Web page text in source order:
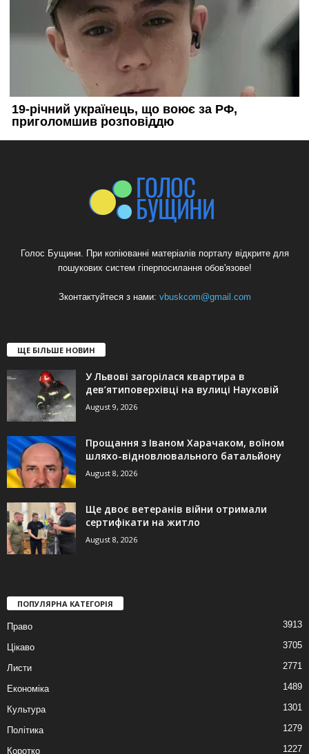
Голос Бущини. При копіюванні матеріалів порталу відкрите для
пошукових систем гіперпосилання обов'язове!
Зконтактуйтеся з нами: vbuskcom@gmail.com
ЩЕ БІЛЬШЕ НОВИН
У Львові загорілася квартира в
дев’ятиповерхівці на вулиці Науковій
August 9, 2026
Прощання з Іваном Харачаком, воїном
шляхо-відновлювального батальйону
August 8, 2026
Ще двоє ветеранів війни отримали
сертифікати на житло
August 8, 2026
ПОПУЛЯРНА КАТЕГОРІЯ
Право 3913
Цікаво 3705
Листи 2771
Економіка 1489
Культура 1301
Політика 1279
Коротко 1227